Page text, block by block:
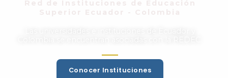
Conocer Instituciones